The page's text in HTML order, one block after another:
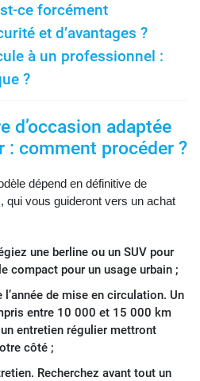
ce forcément
et d’avantages ?
à un professionnel :
?
d’occasion adaptée
: comment procéder ?
dépend en définitive de
qui vous guideront vers un achat
une berline ou un SUV pour
compact pour un usage urbain ;
de mise en circulation. Un
entre 10 000 et 15 000 km
entretien régulier mettront
côté ;
Recherchez avant tout un